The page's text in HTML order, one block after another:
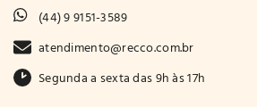
(44) 9 9151-3589
atendimento@recco.com.br
Segunda a sexta das 9h às 17h